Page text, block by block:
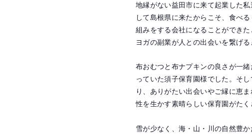
地縁がない益田市に来て起業した
して島根県に来たからこそ、食べ
組みをする会社になることができた
ヨガの副業が人との出会いを繋げ
布おむつと布ナプキンの良さが一
っていた須子保育園様でした。そ
り、ありがたい出会いやご縁に恵
性を生かす素晴らしい保育園がた
雪が少なく、海・山・川の自然豊